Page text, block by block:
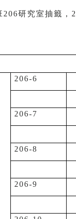
研究室抽籤
206-6
206-7
206-8
206-9